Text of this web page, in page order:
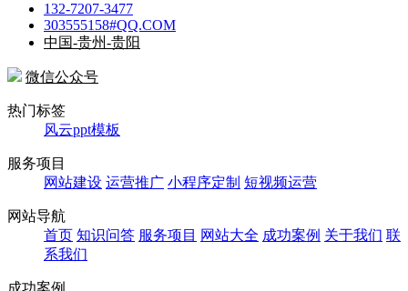
132-7207-3477
303555158#QQ.COM
中国-贵州-贵阳
微信公众号
热门标签
风云ppt模板
服务项目
网站建设 运营推广 小程序定制 短视频运营
网站导航
首页 知识问答 服务项目 网站大全 成功案例 关于我们 联
系我们